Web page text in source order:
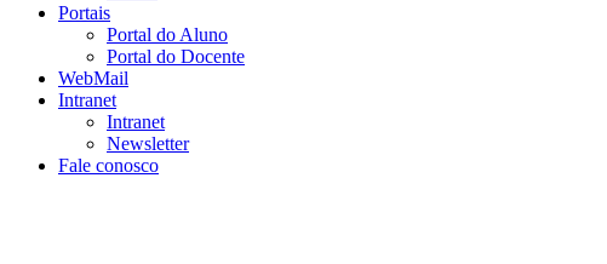
Portais
Portal do Aluno
Portal do Docente
WebMail
Intranet
Intranet
Newsletter
Fale conosco